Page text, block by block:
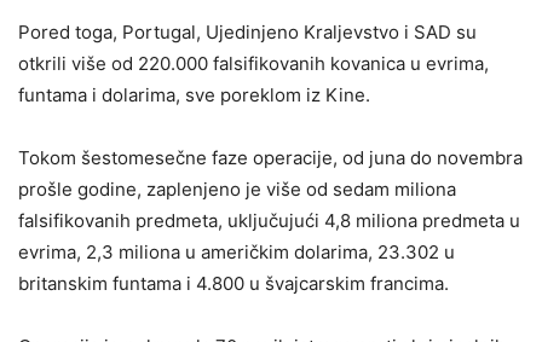
Pored toga, Portugal, Ujedinjeno Kraljevstvo i SAD su
otkrili više od 220.000 falsifikovanih kovanica u evrima,
funtama i dolarima, sve poreklom iz Kine.
Tokom šestomesečne faze operacije, od juna do novembra
prošle godine, zaplenjeno je više od sedam miliona
falsifikovanih predmeta, uključujući 4,8 miliona predmeta u
evrima, 2,3 miliona u američkim dolarima, 23.302 u
britanskim funtama i 4.800 u švajcarskim francima.